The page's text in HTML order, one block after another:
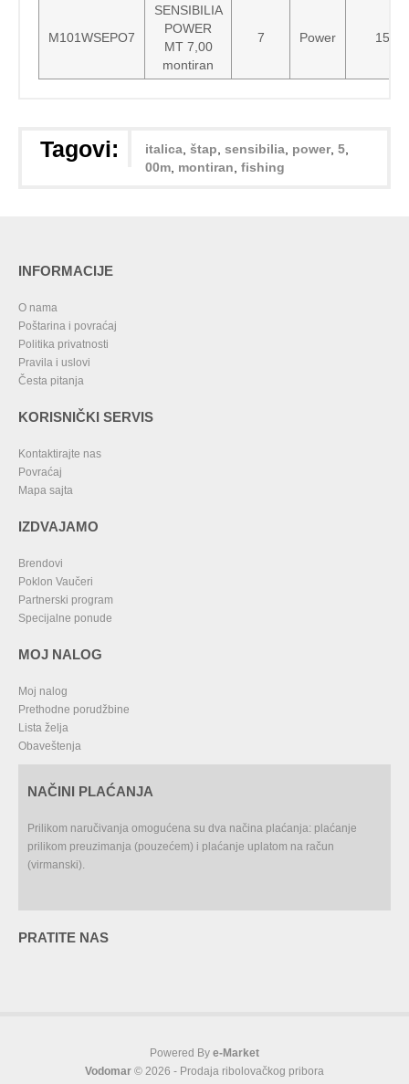
M101WSEPO7
SENSIBILIA
POWER
MT 7,00
montiran
7 Power 151
Tagovi: italica štap sensibilia power, 5
00m montiran fishing
INFORMACIJE
O nama
Poštarina i povraćaj
Politika privatnosti
Pravila i uslovi
Česta pitanja
KORISNIČKI SERVIS
Kontaktirajte nas
Povraćaj
Mapa sajta
IZDVAJAMO
Brendovi
Poklon Vaučeri
Partnerski program
Specijalne ponude
MOJ NALOG
Moj nalog
Prethodne porudžbine
Lista želja
Obaveštenja
NAČINI PLAĆANJA
Prilikom naručivanja omogućena su dva načina plaćanja: plaćanje
prilikom preuzimanja (pouzećem) i plaćanje uplatom na račun
(virmanski).
PRATITE NAS
Powered By e-Market
Vodomar © 2026 - Prodaja ribolovačkog pribora